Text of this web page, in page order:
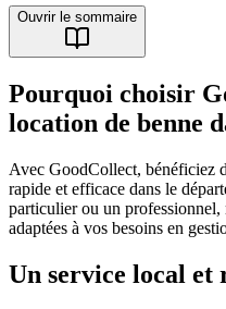
Ouvrir le sommaire
Pourquoi choisir
location de benne
Avec GoodCollect, bénéficiez
rapide et efficace dans le
particulier ou un professionnel,
adaptées à vos besoins en
Un service local et